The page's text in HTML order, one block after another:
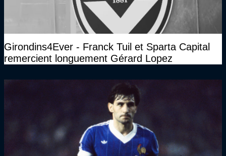
Girondins4Ever - Franck Tuil et Sparta Capital
remercient longuement Gérard Lopez